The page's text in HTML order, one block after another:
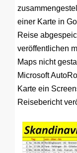
einer Karte in
Reise
veröffentlichen
Maps nicht
Microsoft
Karte ein
Reisebericht